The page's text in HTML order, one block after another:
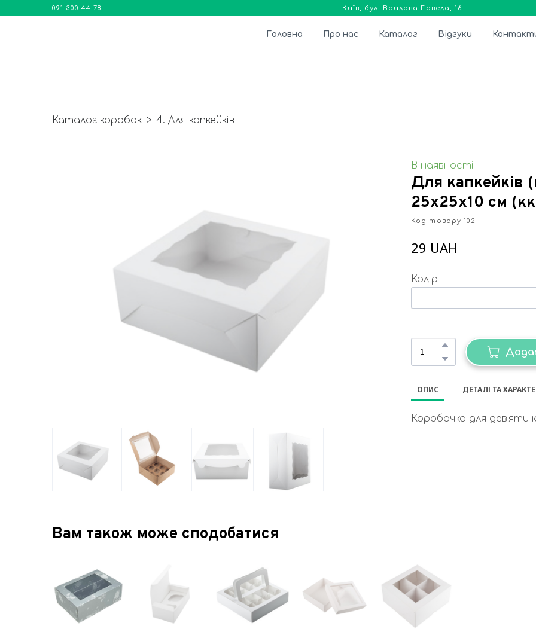
091 300 44 78 Київ, бул. Вацлава Гавела, 16
Головна Про нас Каталог Відгуки
Каталог коробок 4. Для капкейків
В наявності
Для капкейків
25х25х10 см
Код товару 102
29 UAH
Колір
ОПИС ДЕТАЛІ ТА
Коробочка для девʼяти
Вам також може сподобатися